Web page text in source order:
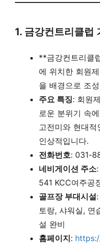
1. 금강컨트리클럽
**금강컨트리클
에 위치한 회원
을 배경으로 조
주요 특징: 회원
로운 분위기 속
고전미와 현대
인상적입니다.
전화번호: 031-
네비게이션 주소
541 KCC여주공
골프장 부대시설
토랑, 샤워실, 연
설 완비
홈페이지: